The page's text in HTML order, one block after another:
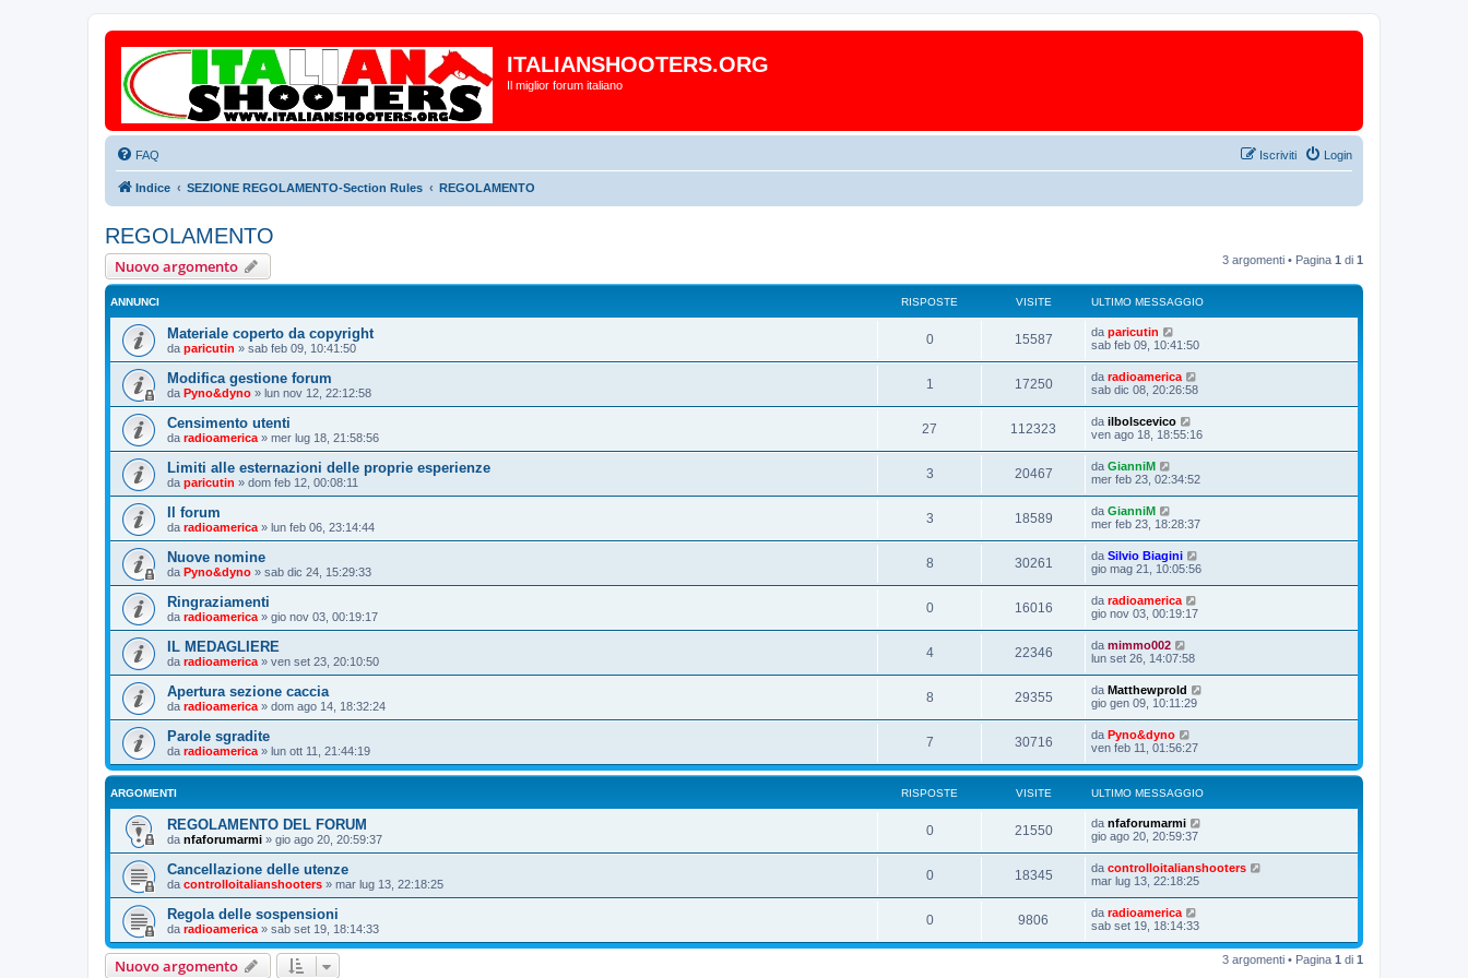
ITALIANSHOOTERS.ORG
Il miglior forum italiano
FAQ Login
Iscriviti
Indice SEZIONE REGOLAMENTO-Section Rules REGOLAMENTO
REGOLAMENTO
Nuovo argomento 3 argomenti • Pagina 1 di 1
ANNUNCI RISPOSTE VISITE ULTIMO MESSAGGIO
Materiale coperto da copyright
da paricutin » sab feb 09, 10:41:50
0 15587 da paricutin
sab feb 09, 10:41:50
Modifica gestione forum
da Pyno&dyno » lun nov 12, 22:12:58
1 17250 da radioamerica
sab dic 08, 20:26:58
Censimento utenti
da radioamerica » mer lug 18, 21:58:56
27 112323 da ilbolscevico
ven ago 18, 18:55:16
Limiti alle esternazioni delle proprie esperienze
da paricutin » dom feb 12, 00:08:11
3 20467 da GianniM
mer feb 23, 02:34:52
Il forum
da radioamerica » lun feb 06, 23:14:44
3 18589 da GianniM
mer feb 23, 18:28:37
Nuove nomine
da Pyno&dyno » sab dic 24, 15:29:33
8 30261 da Silvio Biagini
gio mag 21, 10:05:56
Ringraziamenti
da radioamerica » gio nov 03, 00:19:17
0 16016 da radioamerica
gio nov 03, 00:19:17
IL MEDAGLIERE
da radioamerica » ven set 23, 20:10:50
4 22346 da mimmo002
lun set 26, 14:07:58
Apertura sezione caccia
da radioamerica » dom ago 14, 18:32:24
8 29355 da Matthewprold
gio gen 09, 10:11:29
Parole sgradite
da radioamerica » lun ott 11, 21:44:19
7 30716 da Pyno&dyno
ven feb 11, 01:56:27
ARGOMENTI RISPOSTE VISITE ULTIMO MESSAGGIO
REGOLAMENTO DEL FORUM
da nfaforumarmi » gio ago 20, 20:59:37
0 21550 da nfaforumarmi
gio ago 20, 20:59:37
Cancellazione delle utenze
da controlloitalianshooters » mar lug 13, 22:18:25
0 18345 da controlloitalianshooters
mar lug 13, 22:18:25
Regola delle sospensioni
da radioamerica » sab set 19, 18:14:33
0 9806 da radioamerica
sab set 19, 18:14:33
Nuovo argomento 3 argomenti • Pagina 1 di 1